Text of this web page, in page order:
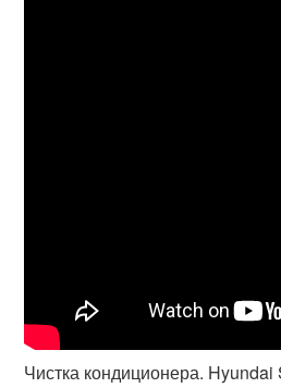
Чистка кондиционера.